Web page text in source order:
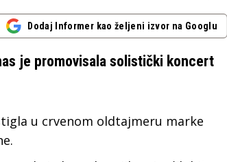
Dodaj Informer kao željeni izvor na Googlu
je promovisala solistički koncert
u crvenom oldtajmeru marke